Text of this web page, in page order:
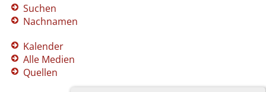
Suchen
Nachnamen
Kalender
Alle Medien
Quellen